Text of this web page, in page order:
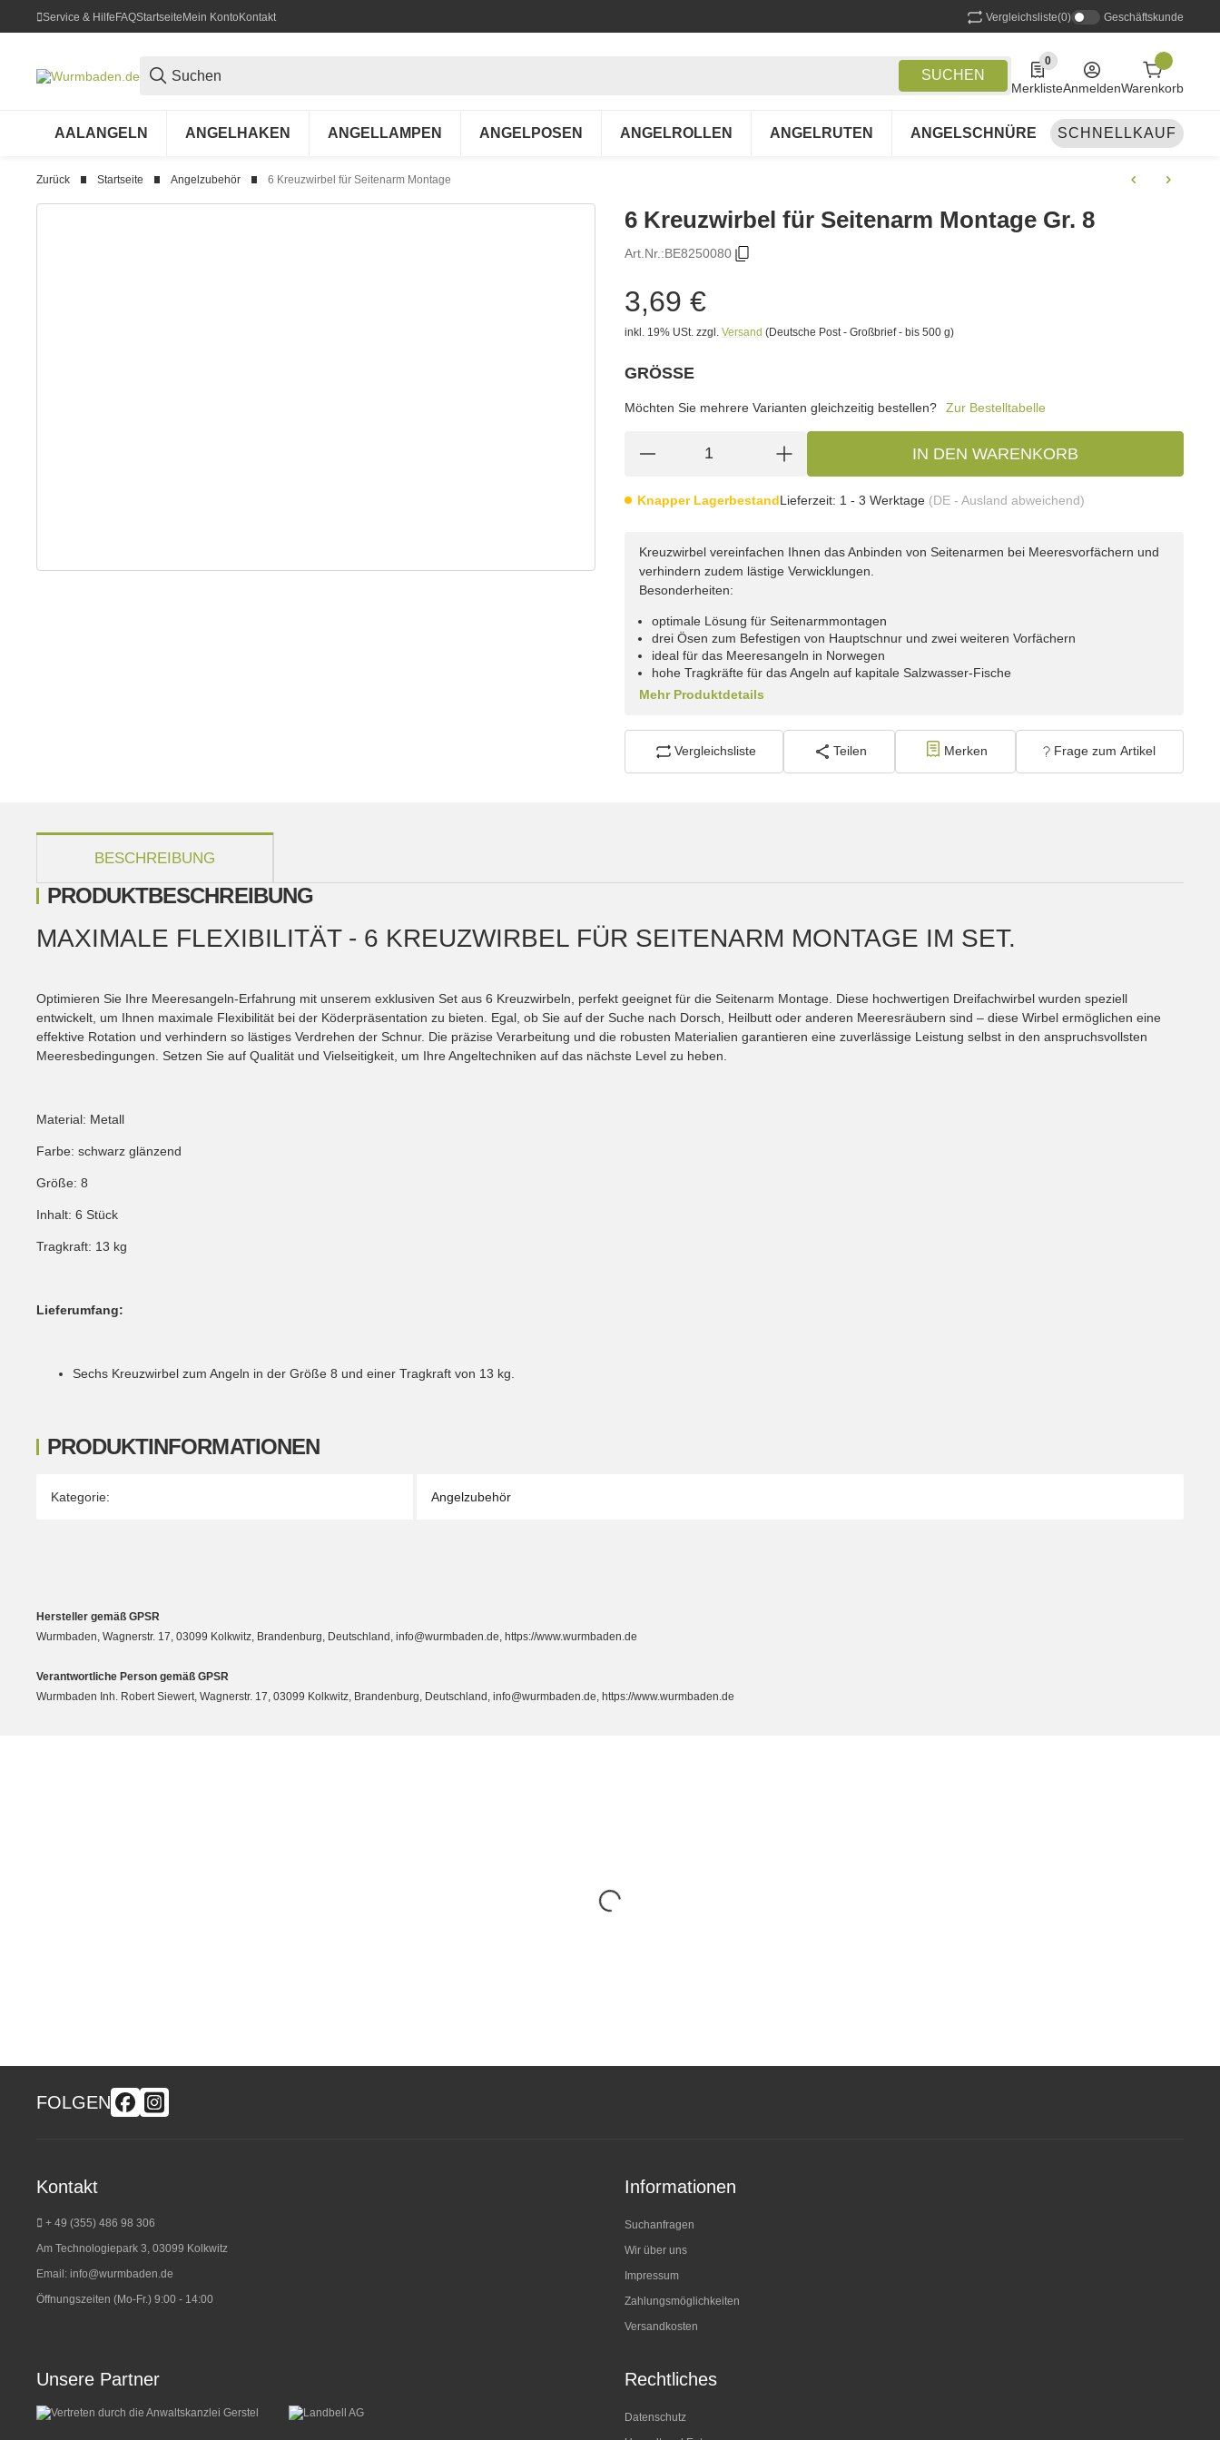
Service & HilfeFAQStartseiteMein KontoKontakt Vergleichsliste(0) Geschäftskunde
SUCHEN
0
0 Produkte in der Liste
MerklisteAnmeldenWarenkorb
AALANGELN ANGELHAKEN ANGELLAMPEN ANGELPOSEN ANGELROLLEN ANGELRUTEN ANGELSCHNÜRE ANGELSETS
SCHNELLKAUF
Zurück Startseite Angelzubehör 6 Kreuzwirbel für Seitenarm Montage
6 Kreuzwirbel für Seitenarm Montage Gr. 8
Art.Nr.:BE8250080
3,69 €
inkl. 19% USt. zzgl. Versand (Deutsche Post - Großbrief - bis 500 g)
GRÖSSE
Möchten Sie mehrere Varianten gleichzeitig bestellen?
Zur Bestelltabelle
IN DEN WARENKORB
Knapper LagerbestandLieferzeit: 1 - 3 Werktage (DE - Ausland abweichend)
Kreuzwirbel vereinfachen Ihnen das Anbinden von Seitenarmen bei Meeresvorfächern und
verhindern zudem lästige Verwicklungen.
Besonderheiten:
optimale Lösung für Seitenarmmontagen
drei Ösen zum Befestigen von Hauptschnur und zwei weiteren Vorfächern
ideal für das Meeresangeln in Norwegen
hohe Tragkräfte für das Angeln auf kapitale Salzwasser-Fische
Mehr Produktdetails
Vergleichsliste Teilen Merken Frage zum Artikel
BESCHREIBUNG
PRODUKTINFORMATIONEN
Produkteigenschaft
Wert
Kategorie: Angelzubehör
PRODUKTBESCHREIBUNG
MAXIMALE FLEXIBILITÄT - 6 KREUZWIRBEL FÜR SEITENARM MONTAGE IM SET.
Optimieren Sie Ihre Meeresangeln-Erfahrung mit unserem exklusiven Set aus 6 Kreuzwirbeln, perfekt geeignet für die Seitenarm Montage. Diese hochwertigen Dreifachwirbel wurden speziell
entwickelt, um Ihnen maximale Flexibilität bei der Köderpräsentation zu bieten. Egal, ob Sie auf der Suche nach Dorsch, Heilbutt oder anderen Meeresräubern sind – diese Wirbel ermöglichen eine
effektive Rotation und verhindern so lästiges Verdrehen der Schnur. Die präzise Verarbeitung und die robusten Materialien garantieren eine zuverlässige Leistung selbst in den anspruchsvollsten
Meeresbedingungen. Setzen Sie auf Qualität und Vielseitigkeit, um Ihre Angeltechniken auf das nächste Level zu heben.
Material: Metall
Farbe: schwarz glänzend
Größe: 8
Inhalt: 6 Stück
Tragkraft: 13 kg
Lieferumfang:
Sechs Kreuzwirbel zum Angeln in der Größe 8 und einer Tragkraft von 13 kg.
Hersteller gemäß GPSR
Wurmbaden, Wagnerstr. 17, 03099 Kolkwitz, Brandenburg, Deutschland, info@wurmbaden.de, https://www.wurmbaden.de
Verantwortliche Person gemäß GPSR
Wurmbaden Inh. Robert Siewert, Wagnerstr. 17, 03099 Kolkwitz, Brandenburg, Deutschland, info@wurmbaden.de, https://www.wurmbaden.de
FOLGEN
Kontakt
+ 49 (355) 486 98 306
Am Technologiepark 3, 03099 Kolkwitz
Email: info@wurmbaden.de
Öffnungszeiten (Mo-Fr.) 9:00 - 14:00
Informationen
Suchanfragen
Wir über uns
Impressum
Zahlungsmöglichkeiten
Versandkosten
Unsere Partner Rechtliches
Datenschutz